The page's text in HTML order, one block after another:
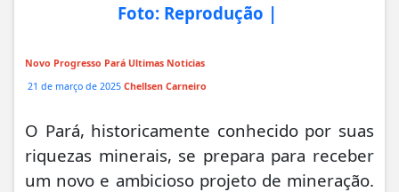
Foto: Reprodução |
Novo Progresso Pará Ultimas Noticias
21 de março de 2025 Chellsen Carneiro
O Pará, historicamente conhecido por suas
riquezas minerais, se prepara para receber
um novo e ambicioso projeto de mineração.